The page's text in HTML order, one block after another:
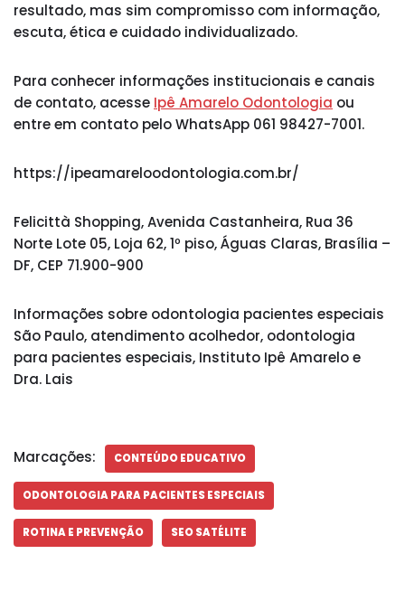
resultado, mas sim compromisso com informação,
escuta, ética e cuidado individualizado.
Para conhecer informações institucionais e canais
de contato, acesse Ipê Amarelo Odontologia ou
entre em contato pelo WhatsApp 061 98427-7001.
https://ipeamareloodontologia.com.br/
Felicittà Shopping, Avenida Castanheira, Rua 36
Norte Lote 05, Loja 62, 1º piso, Águas Claras, Brasília –
DF, CEP 71.900-900
Informações sobre odontologia pacientes especiais
São Paulo, atendimento acolhedor, odontologia
para pacientes especiais, Instituto Ipê Amarelo e
Dra. Lais
Marcações: CONTEÚDO EDUCATIVO
ODONTOLOGIA PARA PACIENTES ESPECIAIS
ROTINA E PREVENÇÃO SEO SATÉLITE